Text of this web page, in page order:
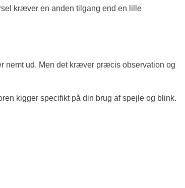
kræver en anden tilgang end en lille
nemt ud. Men det kræver præcis observation og
kigger specifikt på din brug af spejle og blink.